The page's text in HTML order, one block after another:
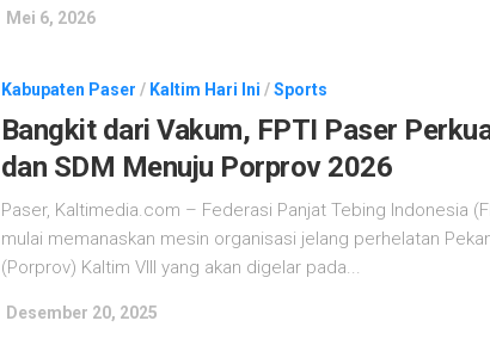
Mei 6, 2026
Kabupaten Paser / Kaltim Hari Ini /Sports
Bangkit dari Vakum, FPTI Paser
dan SDM Menuju Porprov 2026
Paser, Kaltimedia.com – Federasi Panjat Tebing Indonesia
mulai memanaskan mesin organisasi jelang perhelatan
(Porprov) Kaltim VIII yang akan digelar pada...
Desember 20, 2025